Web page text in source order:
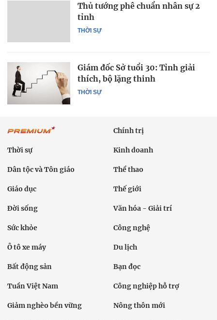
THỜI SỰ
Thủ tướng phê chuẩn nhân sự 2
tỉnh
THỜI SỰ
Giám đốc Sở tuổi 30: Tỉnh giải
thích, bộ lặng thinh
Chính trị
Thời sự Kinh doanh
Dân tộc và Tôn giáo Thể thao
Giáo dục Thế giới
Đời sống Văn hóa - Giải trí
Sức khỏe Công nghệ
Ô tô xe máy Du lịch
Bất động sản Bạn đọc
Tuần Việt Nam Công nghiệp hỗ trợ
Giảm nghèo bền vững Nông thôn mới